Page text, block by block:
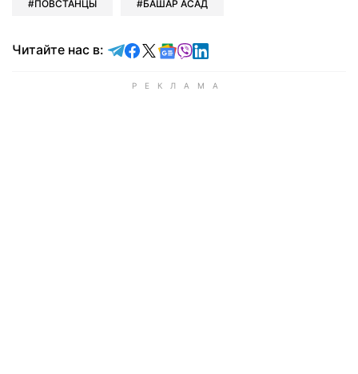
ПОВСТАНЦЫ БАШАР АСАД
Читайте нас в: Читайте в Telegram
Читайте в Facebook
Читайте в X
Читайте в Google news
Читайте в Viber
Читайте в LinkedIn